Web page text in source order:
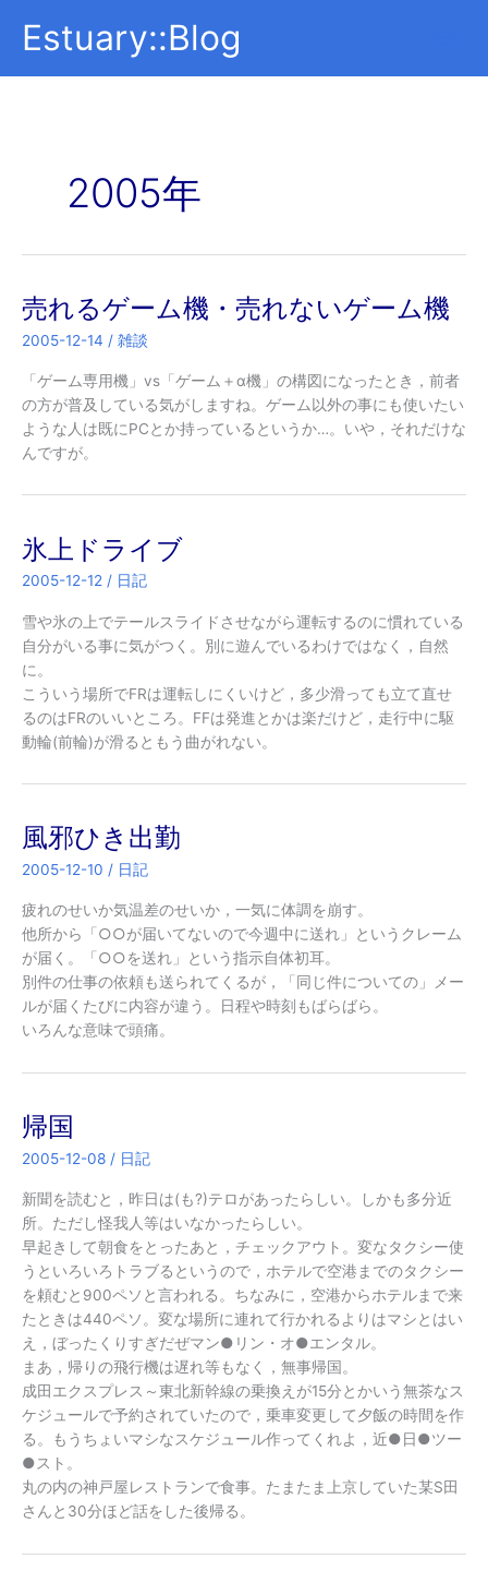
Estuary::Blog
2005年
売れるゲーム機・売れないゲーム機
2005-12-14 / 雑談
「ゲーム専用機」vs「ゲーム＋α機」の構図になったとき，前者
の方が普及している気がしますね。ゲーム以外の事にも使いたい
ような人は既にPCとか持っているというか…。いや，それだけな
んですが。
氷上ドライブ
2005-12-12 / 日記
雪や氷の上でテールスライドさせながら運転するのに慣れている
自分がいる事に気がつく。別に遊んでいるわけではなく，自然
に。
こういう場所でFRは運転しにくいけど，多少滑っても立て直せ
るのはFRのいいところ。FFは発進とかは楽だけど，走行中に駆
動輪(前輪)が滑るともう曲がれない。
風邪ひき出勤
2005-12-10 / 日記
疲れのせいか気温差のせいか，一気に体調を崩す。
他所から「○○が届いてないので今週中に送れ」というクレーム
が届く。「○○を送れ」という指示自体初耳。
別件の仕事の依頼も送られてくるが，「同じ件についての」メー
ルが届くたびに内容が違う。日程や時刻もばらばら。
いろんな意味で頭痛。
帰国
2005-12-08 / 日記
新聞を読むと，昨日は(も?)テロがあったらしい。しかも多分近
所。ただし怪我人等はいなかったらしい。
早起きして朝食をとったあと，チェックアウト。変なタクシー使
うといろいろトラブるというので，ホテルで空港までのタクシー
を頼むと900ペソと言われる。ちなみに，空港からホテルまで来
たときは440ペソ。変な場所に連れて行かれるよりはマシとはい
え，ぼったくりすぎだぜマン●リン・オ●エンタル。
まあ，帰りの飛行機は遅れ等もなく，無事帰国。
成田エクスプレス～東北新幹線の乗換えが15分とかいう無茶なス
ケジュールで予約されていたので，乗車変更して夕飯の時間を作
る。もうちょいマシなスケジュール作ってくれよ，近●日●ツー
●スト。
丸の内の神戸屋レストランで食事。たまたま上京していた某S田
さんと30分ほど話をした後帰る。